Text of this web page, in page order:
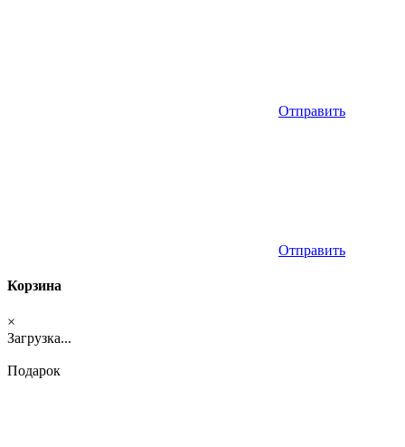
Отправить
Отправить
Корзина
×
Загрузка...
Подарок